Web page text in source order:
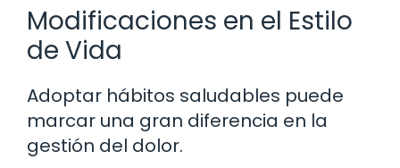
Modificaciones en el Estilo
de Vida
Adoptar hábitos saludables puede
marcar una gran diferencia en la
gestión del dolor.